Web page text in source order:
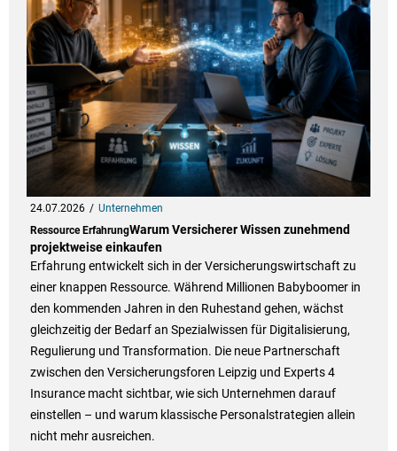
24.07.2026
Unternehmen
Ressource ErfahrungWarum Versicherer Wissen zunehmend
projektweise einkaufen
Erfahrung entwickelt sich in der Versicherungswirtschaft zu
einer knappen Ressource. Während Millionen Babyboomer in
den kommenden Jahren in den Ruhestand gehen, wächst
gleichzeitig der Bedarf an Spezialwissen für Digitalisierung,
Regulierung und Transformation. Die neue Partnerschaft
zwischen den Versicherungsforen Leipzig und Experts 4
Insurance macht sichtbar, wie sich Unternehmen darauf
einstellen – und warum klassische Personalstrategien allein
nicht mehr ausreichen.